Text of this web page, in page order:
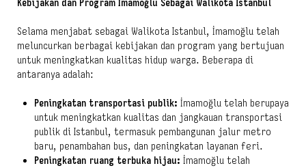
Selama menjabat sebagai Walikota Istanbul, İmamoğlu telah
meluncurkan berbagai kebijakan dan program yang bertujuan
untuk meningkatkan kualitas hidup warga. Beberapa di
antaranya adalah:
Peningkatan transportasi publik: İmamoğlu telah berupaya
untuk meningkatkan kualitas dan jangkauan transportasi
publik di Istanbul, termasuk pembangunan jalur metro
baru, penambahan bus, dan peningkatan layanan feri.
Peningkatan ruang terbuka hijau: İmamoğlu telah